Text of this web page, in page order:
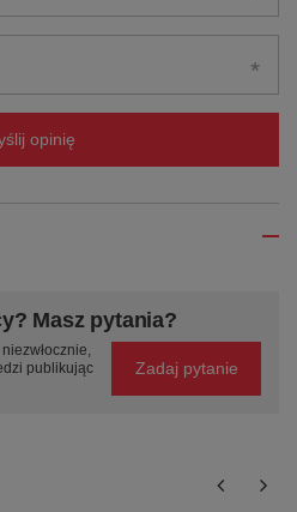
opinię
Masz pytania?
publikując
Zadaj pytanie